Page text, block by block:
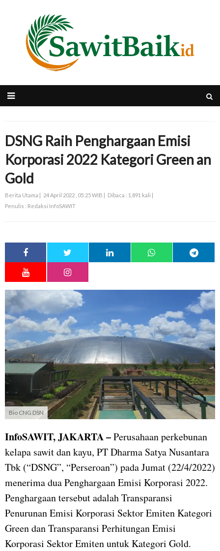
DSNG Raih Penghargaan Emisi
Korporasi 2022 Kategori Green an
Gold
Berita Utama | 24 April 2022 , 05:25 WIB | Dibaca : 1.891 kali |
Penulis : Redaksi InfoSAWIT
Bio CNG DSN
InfoSAWIT, JAKARTA –Perusahaan perkebunan
kelapa sawit dan kayu, PT Dharma Satya Nusantara
Tbk (“DSNG”, “Perseroan”) pada Jumat (22/4/2022)
menerima dua Penghargaan Emisi Korporasi 2022.
Penghargaan tersebut adalah Transparansi
Penurunan Emisi Korporasi Sektor Emiten Kategori
Green dan Transparansi Perhitungan Emisi
Korporasi Sektor Emiten untuk Kategori Gold.